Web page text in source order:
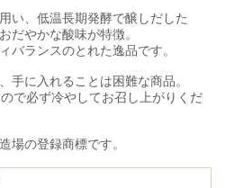
い、低温長期発酵で醸しだした
だやかな酸味が特徴。
バランスのとれた逸品です。
手に入れることは困難な商品。
で必ず冷やしてお召し上がりくだ
場の登録商標です。